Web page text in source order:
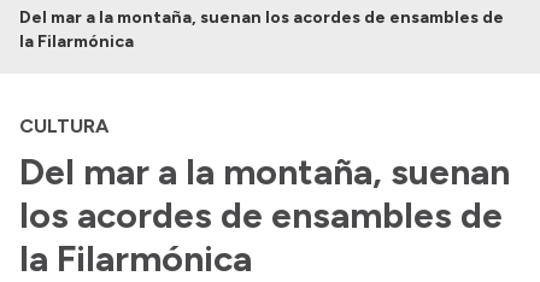
Institucional
Autoridades
Delegaciones
Normativa
Del mar a la montaña, suenan los acordes de ensambles de
la Filarmónica
CULTURA
Del mar a la montaña, suenan
los acordes de ensambles de
la Filarmónica